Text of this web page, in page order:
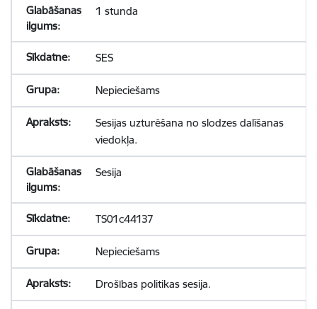
1 stunda
SES
Nepieciešams
Sesijas uzturēšana no slodzes dalīšanas
viedokļa.
Sesija
TS01c44137
Nepieciešams
Drošības politikas sesija.